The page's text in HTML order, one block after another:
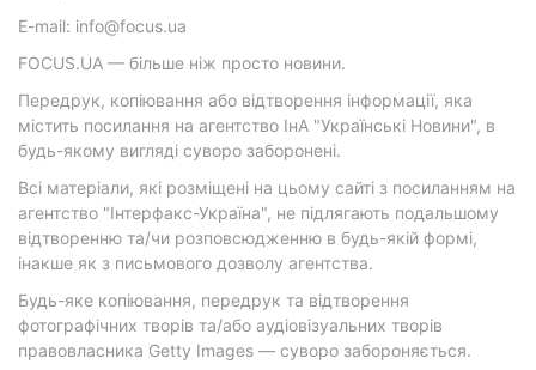
E-mail: info@focus.ua
FOCUS.UA — більше ніж просто новини.
Передрук, копіювання або відтворення інформації, яка
містить посилання на агентство ІнА "Українські Новини", в
будь-якому вигляді суворо заборонені.
Всі матеріали, які розміщені на цьому сайті з посиланням на
агентство "Інтерфакс-Україна", не підлягають подальшому
відтворенню та/чи розповсюдженню в будь-якій формі,
інакше як з письмового дозволу агентства.
Будь-яке копіювання, передрук та відтворення
фотографічних творів та/або аудіовізуальних творів
правовласника Getty Images — суворо забороняється.